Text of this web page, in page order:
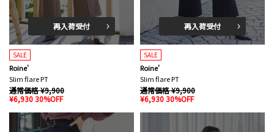
再入荷受付
SALE
Roine'
Slim flare PT
通常価格 ¥9,900
¥6,930 30%OFF
再入荷受付
SALE
Roine'
Slim flare PT
通常価格 ¥9,900
¥6,930 30%OFF